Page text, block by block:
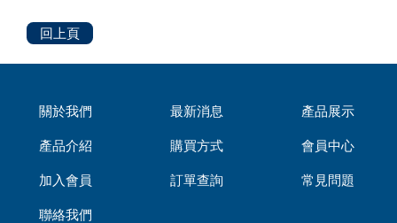
回上頁
關於我們 最新消息 產品展示
產品介紹 購買方式 會員中心
加入會員 訂單查詢 常見問題
聯絡我們